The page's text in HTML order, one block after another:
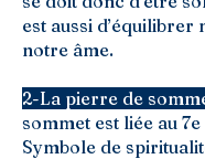
est aussi
notre âme.
2-La pierre de
sommet est liée au
Symbole de